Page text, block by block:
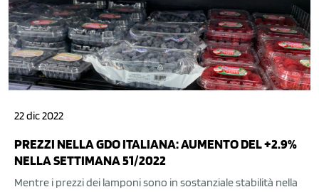
22 dic 2022
PREZZI NELLA GDO ITALIANA: AUMENTO DEL +2.9%
NELLA SETTIMANA 51/2022
Mentre i prezzi dei lamponi sono in sostanziale stabilità nella